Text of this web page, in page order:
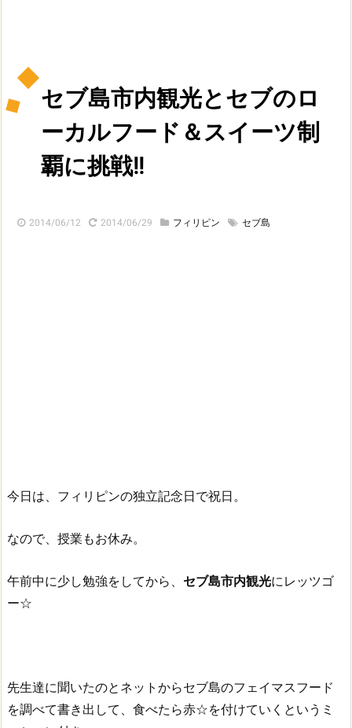
セブ島市内観光とセブのロ
ーカルフード＆スイーツ制
覇に挑戦!!
2014/06/12 2014/06/29 フィリピン セブ島
今日は、フィリピンの独立記念日で祝日。
なので、授業もお休み。
午前中に少し勉強をしてから、 セブ島市内観光にレッツゴ
ー☆
先生達に聞いたのとネットからセブ島のフェイマスフード
を調べて書き出して、食べたら赤☆を付けていくというミ